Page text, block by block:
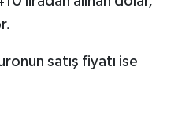
satış fiyatı ise